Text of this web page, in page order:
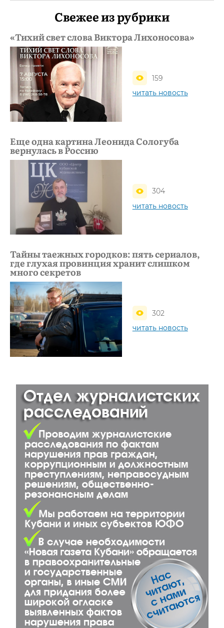
Свежее из рубрики
«Тихий свет слова Виктора Лихоносова»
159
читать новость
Еще одна картина Леонида Сологуба
вернулась в Россию
304
читать новость
Тайны таежных городков: пять сериалов,
где глухая провинция хранит слишком
много секретов
302
читать новость